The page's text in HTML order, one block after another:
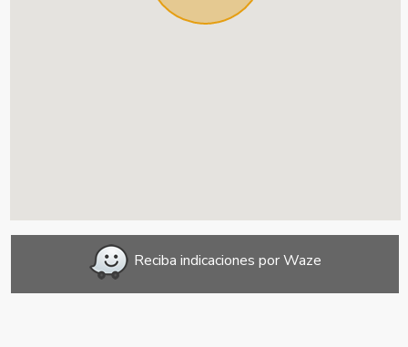
Reciba indicaciones por Waze